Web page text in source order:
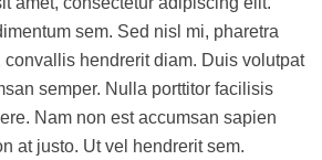
sem. Sed nisl mi, pharetra
convallis hendrerit diam. Duis volutpat
semper. Nulla porttitor facilisis
Nam non est accumsan sapien
at justo. Ut vel hendrerit sem.